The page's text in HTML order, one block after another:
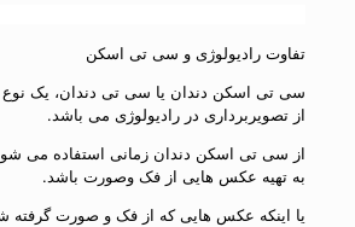
تفاوت رادیولوژی و سی تی اسکن
سی تی اسکن دندان یا سی تی دندان، یک
از تصویربرداری در رادیولوژی می باشد.
از سی تی اسکن دندان زمانی استفاده می شود
به تهیه عکس هایی از فک وصورت باشد.
یا اینکه عکس هایی که از فک و صورت گرفته